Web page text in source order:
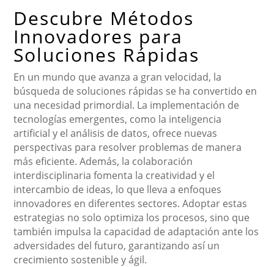
Descubre Métodos
Innovadores para
Soluciones Rápidas
En un mundo que avanza a gran velocidad, la
búsqueda de soluciones rápidas se ha convertido en
una necesidad primordial. La implementación de
tecnologías emergentes, como la inteligencia
artificial y el análisis de datos, ofrece nuevas
perspectivas para resolver problemas de manera
más eficiente. Además, la colaboración
interdisciplinaria fomenta la creatividad y el
intercambio de ideas, lo que lleva a enfoques
innovadores en diferentes sectores. Adoptar estas
estrategias no solo optimiza los procesos, sino que
también impulsa la capacidad de adaptación ante los
adversidades del futuro, garantizando así un
crecimiento sostenible y ágil.